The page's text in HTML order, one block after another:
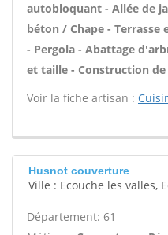
autobloquant - Allée de
béton / Chape -
- Pergola - Abattage
et taille - Construction de
Voir la fiche artisan :
Husnot couverture
Ville : Ecouche les valles,
Département: 61